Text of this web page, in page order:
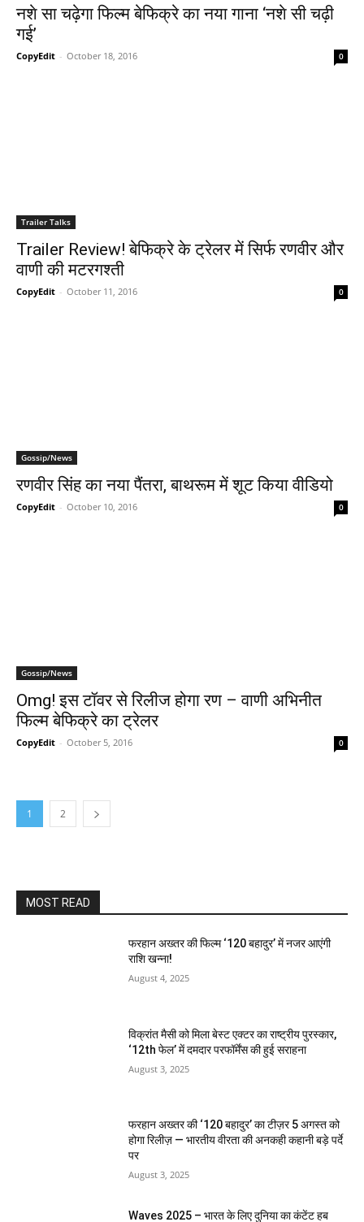
नशे सा चढ़ेगा फिल्‍म बेफिक्रे का नया गाना ‘नशे सी चढ़ी
गई’
CopyEdit - October 18, 2016 0
Trailer Talks
Trailer Review! बेफिक्रे के ट्रेलर में सिर्फ रणवीर और
वाणी की मटरगश्‍ती
CopyEdit - October 11, 2016 0
Gossip/News
रणवीर सिंह का नया पैंतरा, बाथरूम में शूट किया वीडियो
CopyEdit - October 10, 2016 0
Gossip/News
Omg! इस टॉवर से रिलीज होगा रण – वाणी अभिनीत
फिल्‍म बेफिक्रे का ट्रेलर
CopyEdit - October 5, 2016 0
1 2
MOST READ
फरहान अख्तर की फिल्म ‘120 बहादुर’ में नजर आएंगी
राशि खन्ना!
August 4, 2025
विक्रांत मैसी को मिला बेस्ट एक्टर का राष्ट्रीय पुरस्कार,
‘12th फेल’ में दमदार परफॉर्मेंस की हुई सराहना
August 3, 2025
फरहान अख्तर की ‘120 बहादुर’ का टीज़र 5 अगस्त को
होगा रिलीज़ — भारतीय वीरता की अनकही कहानी बड़े पर्दे
पर
August 3, 2025
Waves 2025 – भारत के लिए दुनिया का कंटेंट हब